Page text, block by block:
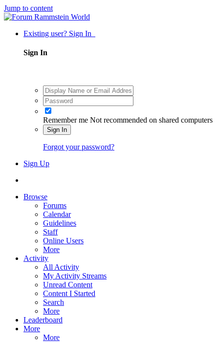
Jump to content
Existing user? Sign In
Sign In
Remember me Not recommended on shared computers
Sign In
Forgot your password?
Sign Up
Browse
Forums
Calendar
Guidelines
Staff
Online Users
More
Activity
All Activity
My Activity Streams
Unread Content
Content I Started
Search
More
Leaderboard
More
More